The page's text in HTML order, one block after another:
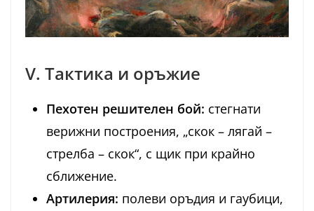
V. Тактика и оръжие
Пехотен решителен бой: стегнати
верижни построения, „скок – лягай –
стрелба – скок“, с щик при крайно
сближение.
Артилерия: полеви оръдия и гаубици,